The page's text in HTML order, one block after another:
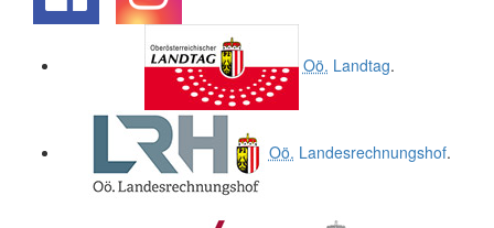
Oö. Landtag.
Oö. Landesrechnungshof.